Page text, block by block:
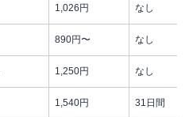
1,026円 なし
890円〜 なし
1,250円 なし
1,540円 31日間